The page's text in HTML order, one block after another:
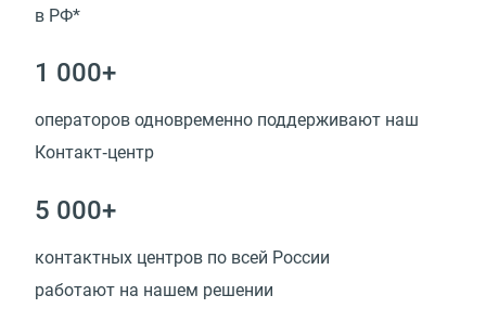
в РФ*
1 000+
операторов одновременно поддерживают наш
Контакт‑центр
5 000+
контактных центров по всей России
работают на нашем решении